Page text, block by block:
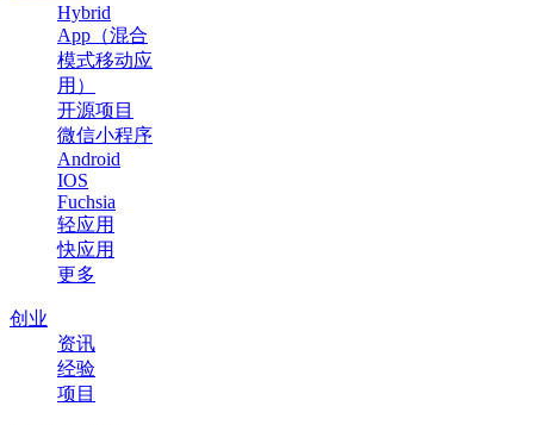
Hybrid
App（混合
模式移动应
用）
开源项目
微信小程序
Android
IOS
Fuchsia
轻应用
快应用
更多
创业
资讯
经验
项目